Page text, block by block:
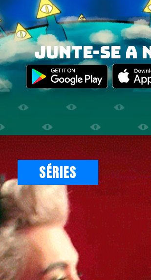
junte-se a
Opening https://illuminati.sng.link/
SÉRIES